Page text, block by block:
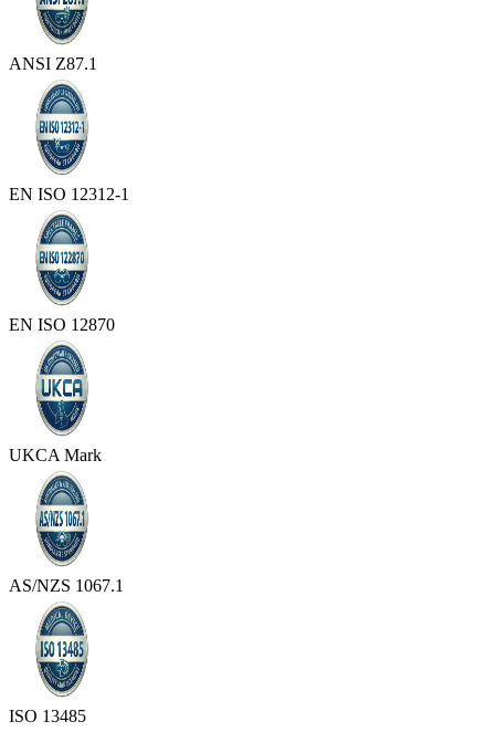
ANSI Z87.1
EN ISO 12312-1
EN ISO 12870
UKCA Mark
AS/NZS 1067.1
ISO 13485